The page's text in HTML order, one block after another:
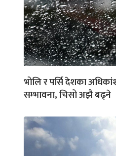
भोलि र पर्सि देशका
सम्भावना, चिसो अझै बढ्ने